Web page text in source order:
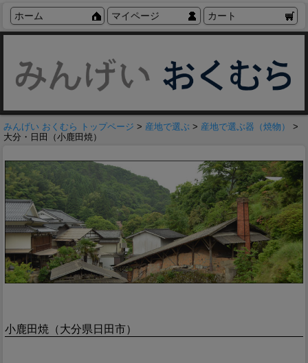
ホーム マイページ カート
みんげい おくむら トップページ > 産地で選ぶ > 産地で選ぶ器（焼物）
>
大分・日田（小鹿田焼）
小鹿田焼（大分県日田市）